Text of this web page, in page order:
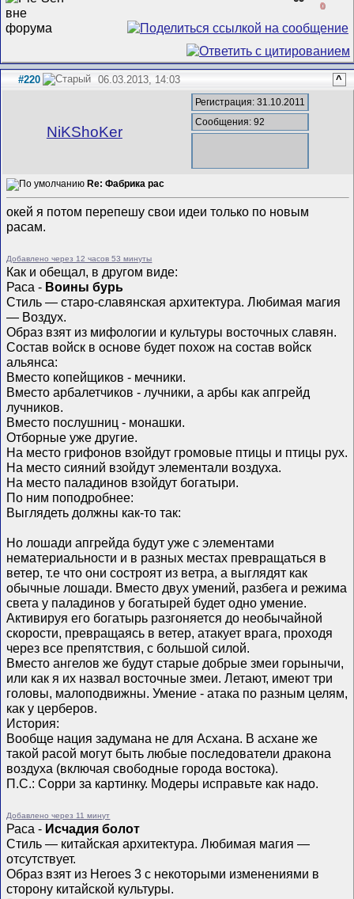
0
#220 06.03.2013, 14:03 ^
NiKShoKer
Регистрация: 31.10.2011
Сообщения: 92
Re: Фабрика рас
окей я потом перепешу свои идеи только по новым
расам.
Добавлено через 12 часов 53 минуты
Как и обещал, в другом виде:
Раса - Воины бурь
Стиль — старо-славянская архитектура. Любимая магия
— Воздух.
Образ взят из мифологии и культуры восточных славян.
Состав войск в основе будет похож на состав войск
альянса:
Вместо копейщиков - мечники.
Вместо арбалетчиков - лучники, а арбы как апгрейд
лучников.
Вместо послушниц - монашки.
Отборные уже другие.
На место грифонов взойдут громовые птицы и птицы рух.
На место сияний взойдут элементали воздуха.
На место паладинов взойдут богатыри.
По ним поподробнее:
Выглядеть должны как-то так:
Но лошади апгрейда будут уже с элементами
нематериальности и в разных местах превращаться в
ветер, т.е что они состроят из ветра, а выглядят как
обычные лошади. Вместо двух умений, разбега и режима
света у паладинов у богатырей будет одно умение.
Активируя его богатырь разгоняется до необычайной
скорости, превращаясь в ветер, атакует врага, проходя
через все препятствия, с большой силой.
Вместо ангелов же будут старые добрые змеи горынычи,
или как я их назвал восточные змеи. Летают, имеют три
головы, малоподвижны. Умение - атака по разным целям,
как у церберов.
История:
Вообще нация задумана не для Асхана. В асхане же
такой расой могут быть любые последователи дракона
воздуха (включая свободные города востока).
П.С.: Сорри за картинку. Модеры исправьте как надо.
Добавлено через 11 минут
Раса - Исчадия болот
Стиль — китайская архитектура. Любимая магия —
отсутствует.
Образ взят из Heroes 3 с некоторыми изменениями в
сторону китайской культуры.